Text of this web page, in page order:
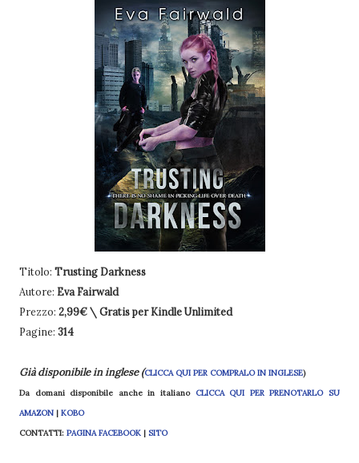
Titolo: Trusting Darkness
Autore: Eva Fairwald
Prezzo: 2,99€ \ Gratis per Kindle Unlimited
Pagine: 314
Già disponibile in inglese (CLICCA QUI PER COMPRALO IN INGLESE)
Da domani disponibile anche in italiano CLICCA QUI PER PRENOTARLO SU
AMAZON | KOBO
CONTATTI: PAGINA FACEBOOK | SITO